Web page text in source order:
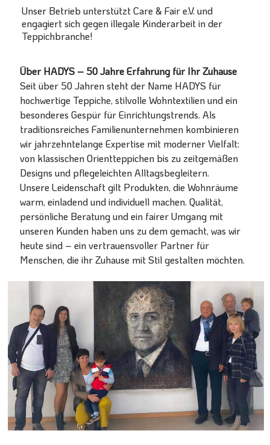
Unser Betrieb unterstützt Care & Fair e.V. und
engagiert sich gegen illegale Kinderarbeit in der
Teppichbranche!
Über HADYS – 50 Jahre Erfahrung für Ihr Zuhause
Seit über 50 Jahren steht der Name HADYS für
hochwertige Teppiche, stilvolle Wohntextilien und ein
besonderes Gespür für Einrichtungstrends. Als
traditionsreiches Familienunternehmen kombinieren
wir jahrzehntelange Expertise mit moderner Vielfalt:
von klassischen Orientteppichen bis zu zeitgemäßen
Designs und pflegeleichten Alltagsbegleitern.
Unsere Leidenschaft gilt Produkten, die Wohnräume
warm, einladend und individuell machen. Qualität,
persönliche Beratung und ein fairer Umgang mit
unseren Kunden haben uns zu dem gemacht, was wir
heute sind – ein vertrauensvoller Partner für
Menschen, die ihr Zuhause mit Stil gestalten möchten.